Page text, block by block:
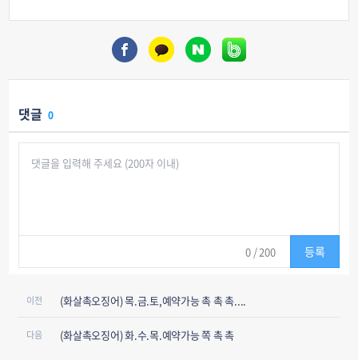
댓글 0
0/ 200 등록
이전 (화살촉오징어) 목.금.토,예약가능 촉 촉 촉....
다음 (화살촉오징어) 화.수.목.예약가능 쪽 촉 촉